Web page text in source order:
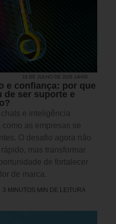
19 DE JULHO DE 2026 14H00
e confiança: por que
de ser suporte e
e inteligência
as empresas se
O desafio agora não
mas transformar
de fortalecer
de marca.
3 MINUTOS MIN DE LEITURA